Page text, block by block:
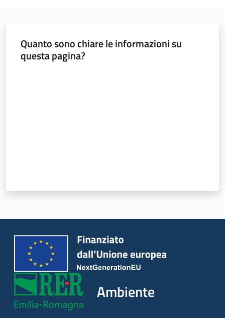
Quanto sono chiare le informazioni su
questa pagina?
Ambiente